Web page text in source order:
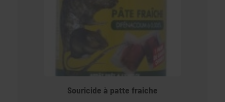
Souricide à patte fraiche